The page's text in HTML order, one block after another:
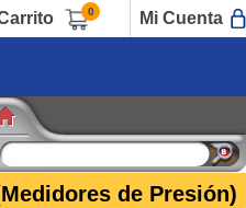
0 Mi Cuenta
de Presión)